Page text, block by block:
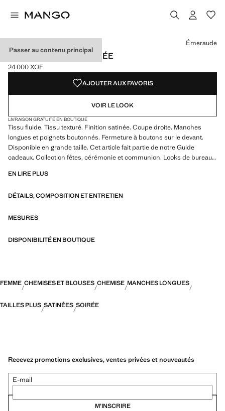
Passer au contenu principal
CHEMISE FLUIDE SATINÉE
Prix actuel [24 000 XOF ]
24 000 XOF
Choisissez une couleur
Couleur Émeraude sélectionnée
Couleur Noir
Couleur Blanc cassé
Couleur Violet
Émeraude
AJOUTER AUX FAVORIS
VOIR LE LOOK
LIVRAISON GRATUITE EN BOUTIQUE
Tissu fluide. Tissu texturé. Finition satinée. Coupe droite. Manches
longues et poignets boutonnés. Fermeture à boutons sur le devant.
Disponible en grande taille. Cet article fait partie de notre Guide
cadeaux. Collection fêtes, cérémonie et communion. Looks de bureau.
standard. Longueur manches longues. Coupe standard. Silhouette
fermeture à l’avant. Tissu léger. Col à revers Chemise. Imprimé rayures.
imprimé. Fantaisie Sans fantaisie. Regular-fit
EN LIRE PLUS
DÉTAILS, COMPOSITION ET ENTRETIEN
MESURES
DISPONIBILITÉ EN BOUTIQUE
FEMME CHEMISES ET BLOUSES CHEMISE MANCHES LONGUES
TAILLES PLUS SATINÉES SOIRÉE
Recevez promotions exclusives, ventes privées et nouveautés
E-mail
M’INSCRIRE